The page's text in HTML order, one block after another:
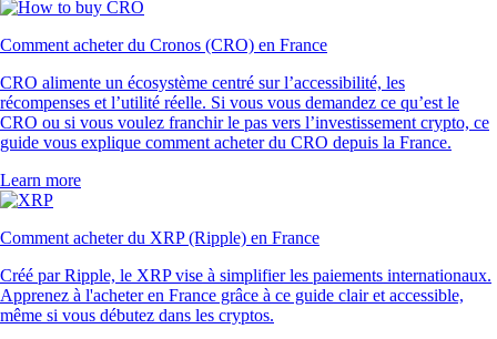
Comment acheter du Cronos (CRO) en France
CRO alimente un écosystème centré sur l’accessibilité, les
récompenses et l’utilité réelle. Si vous vous demandez ce qu’est le
CRO ou si vous voulez franchir le pas vers l’investissement crypto, ce
guide vous explique comment acheter du CRO depuis la France.
Learn more
Comment acheter du XRP (Ripple) en France
Créé par Ripple, le XRP vise à simplifier les paiements internationaux.
Apprenez à l'acheter en France grâce à ce guide clair et accessible,
même si vous débutez dans les cryptos.